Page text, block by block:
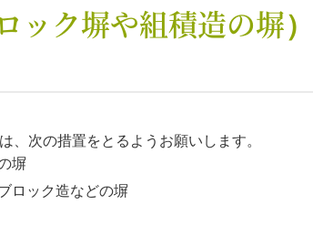
ック塀や組積造の塀
、次の措置をとるようお願いします。
塀
ロック造などの塀